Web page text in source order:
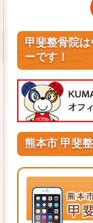
甲斐整骨院
ーです！
熊本市 甲斐